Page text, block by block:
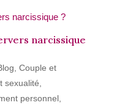
narcissique
Couple et
sexualité
personnel,